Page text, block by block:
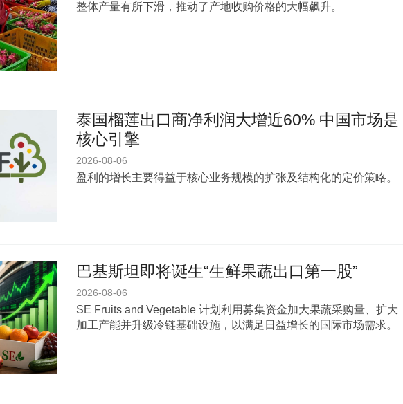
整体产量有所下滑，推动了产地收购价格的大幅飙升。
泰国榴莲出口商净利润大增近60% 中国市场是
核心引擎
2026-08-06
盈利的增长主要得益于核心业务规模的扩张及结构化的定价策略。
巴基斯坦即将诞生“生鲜果蔬出口第一股”
2026-08-06
SE Fruits and Vegetable 计划利用募集资金加大果蔬采购量、扩大
加工产能并升级冷链基础设施，以满足日益增长的国际市场需求。